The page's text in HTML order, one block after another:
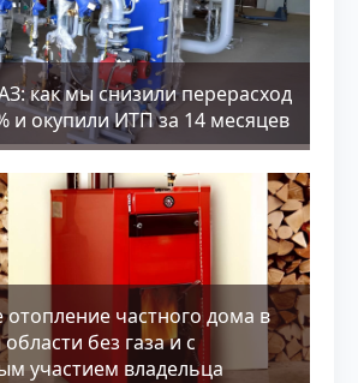
как мы снизили перерасход
и окупили ИТП за 14 месяцев
частного дома в
без газа и с
участием владельца